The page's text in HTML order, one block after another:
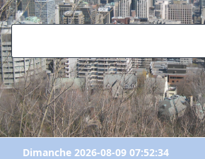
Dimanche 2026-08-09 07:52:34